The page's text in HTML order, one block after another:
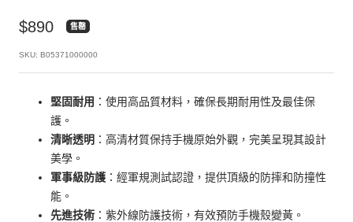
特
價
$890 售罄
SKU: B05371000000
堅固耐用 ：使用高品質材料，確保長期耐用性及最佳保
護。
清晰透明 ：高清材質保持手機原始外觀，完美呈現其設計
美學。
軍事級防護 ：經軍規測試認證，提供頂級的防摔和防撞性
能。
先進技術 ：紫外線防護技術，有效預防手機殼變黃。